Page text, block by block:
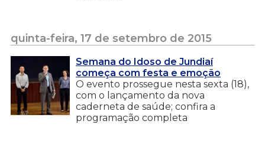
quinta-feira, 17 de setembro de 2015
Semana do Idoso de Jundiaí
começa com festa e emoção
O evento prossegue nesta sexta (18),
com o lançamento da nova
caderneta de saúde; confira a
programação completa